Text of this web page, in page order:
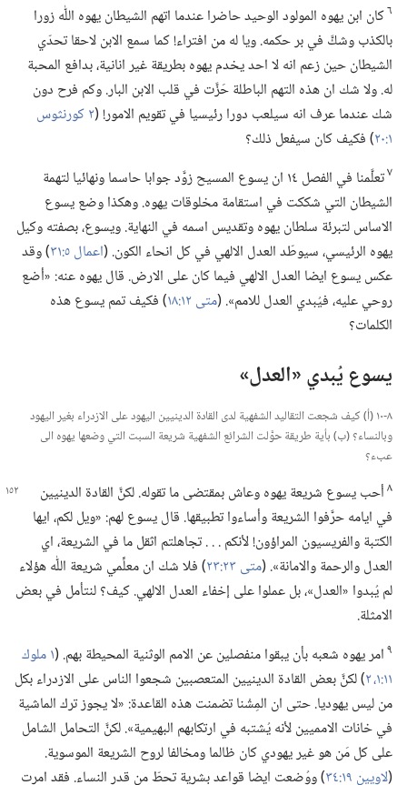
٦كان ابن يهوه المولود الوحيد حاضرا عندما اتهم الشيطان يهوه اللّٰه زورا
بالكذب وشكَّ في بر حكمه.‏ ويا له من افتراء!‏ كما سمع الابن لاحقا تحدّي
الشيطان حين زعم انه لا احد يخدم يهوه بطريقة غير انانية،‏ بدافع المحبة
له.‏ ولا شك ان هذه التهم الباطلة حَزَّت في قلب الابن البار.‏ وكم فرح دون
شك عندما عرف انه سيلعب دورا رئيسيا في تقويم الامور!‏ (‏ ٢ كورنثوس
١:‏٢٠
‏)‏ فكيف كان سيفعل ذلك؟‏
٧
تعلَّمنا في الفصل ١٤ ان يسوع المسيح زوَّد جوابا حاسما ونهائيا لتهمة
الشيطان التي شككت في استقامة مخلوقات يهوه.‏ وهكذا وضع يسوع
الاساس لتبرئة سلطان يهوه وتقديس اسمه في النهاية.‏ ويسوع،‏ بصفته وكيل
يهوه الرئيسي،‏ سيوطّد العدل الالهي في كل انحاء الكون.‏ (‏اعمال ٥:‏٣١
‏)‏ وقد
عكس يسوع ايضا العدل الالهي فيما كان على الارض.‏ قال يهوه عنه:‏ «أضع
روحي عليه،‏ فيُبدي العدل للامم».‏ (‏متى ١٢:‏١٨
‏)‏ فكيف تمم يسوع هذه
الكلمات؟‏
يسوع يُبدي «العدل»‏
٨-‏١٠ (‏أ)‏ كيف شجعت التقاليد الشفهية لدى القادة الدينيين اليهود على الازدراء بغير اليهود
وبالنساء؟‏ (‏ب)‏ بأية طريقة حوَّلت الشرائع الشفهية شريعة السبت التي وضعها يهوه الى
عبء؟‏
٨أحب يسوع شريعة يهوه وعاش بمقتضى ما تقوله.‏ لكنَّ القادة الدينيين
في ايامه حرَّفوا الشريعة وأساءوا تطبيقها.‏ قال يسوع لهم:‏ «ويل لكم،‏ ايها
الكتبة والفريسيون المراؤون!‏ لأنكم .‏ .‏ .‏ تجاهلتم اثقل ما في الشريعة،‏ اي
العدل والرحمة والامانة».‏ (‏متى ٢٣:‏٢٣
‏)‏ فلا شك ان معلِّمي شريعة اللّٰه هؤلاء
لم يُبدوا «العدل»،‏ بل عملوا على إخفاء العدل الالهي.‏ كيف؟‏ لنتأمل في بعض
الامثلة.‏
٩امر يهوه شعبه بأن يبقوا منفصلين عن الامم الوثنية المحيطة بهم.‏ (‏ ١ ملوك
١١:‏​١،‏ ٢
‏)‏ لكنَّ بعض القادة الدينيين المتعصبين شجعوا الناس على الازدراء بكل
من ليس يهوديا.‏ حتى ان المِشْنا تضمنت هذه القاعدة:‏ «لا يجوز ترك الماشية
في خانات الامميين لأنه يُشتبه في ارتكابهم البهيمية».‏ لكنَّ التحامل الشامل
على كل مَن هو غير يهودي كان ظالما ومخالفا لروح الشريعة الموسوية.‏
(‏لاويين ١٩:‏٣٤ ‏)‏ ووُضعت ايضا قواعد بشرية تحطّ من قدر النساء.‏ فقد امرت